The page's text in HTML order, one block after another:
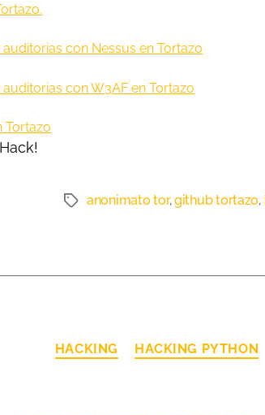
con Nessus en Tortazo
con W3AF en Tortazo
Tortazo
anonimato tor,github tortazo,
HACKING HACKING PYTHON